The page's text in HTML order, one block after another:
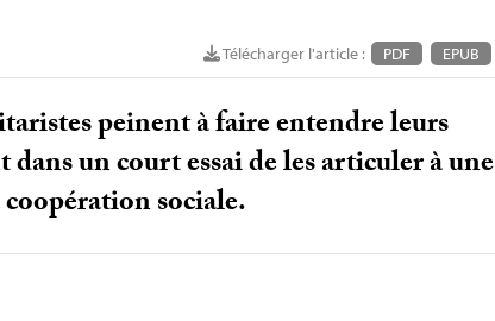
Télécharger l'article : PDF EPUB
peinent à faire entendre leurs
un court essai de les articuler à une
sociale.